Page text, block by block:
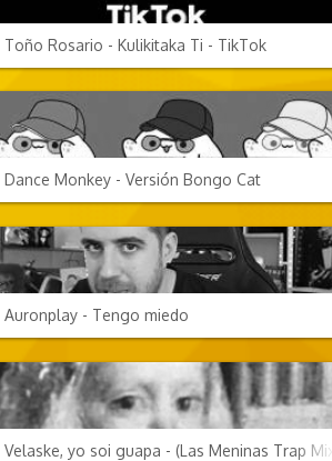
Toño Rosario - Kulikitaka Ti - TikTok
CANCIONES FRIKIS
Dance Monkey - Versión Bongo Cat
your hands
PERSONAJES Y FRASES
Auronplay - Tengo miedo
CANCIONES FRIKIS
Velaske, yo soi guapa - (Las Meninas Trap Mix)